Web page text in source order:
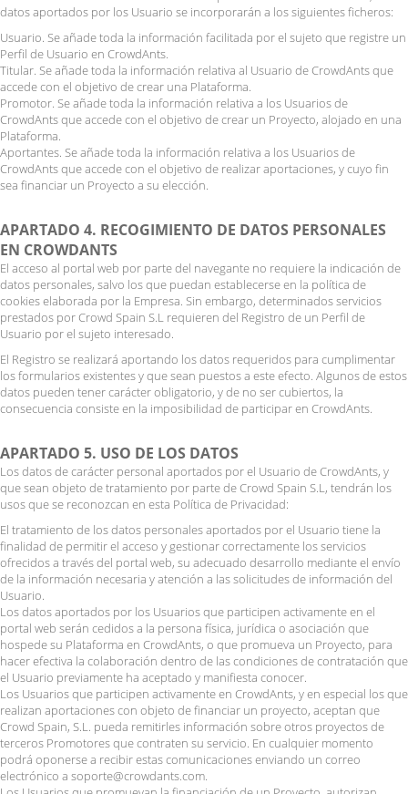
datos aportados por los Usuario se incorporarán a los siguientes ficheros:
Usuario. Se añade toda la información facilitada por el sujeto que registre un
Perfil de Usuario en CrowdAnts.
Titular. Se añade toda la información relativa al Usuario de CrowdAnts que
accede con el objetivo de crear una Plataforma.
Promotor. Se añade toda la información relativa a los Usuarios de
CrowdAnts que accede con el objetivo de crear un Proyecto, alojado en una
Plataforma.
Aportantes. Se añade toda la información relativa a los Usuarios de
CrowdAnts que accede con el objetivo de realizar aportaciones, y cuyo fin
sea financiar un Proyecto a su elección.
APARTADO 4. RECOGIMIENTO DE DATOS PERSONALES
EN CROWDANTS
El acceso al portal web por parte del navegante no requiere la indicación de
datos personales, salvo los que puedan establecerse en la política de
cookies elaborada por la Empresa. Sin embargo, determinados servicios
prestados por Crowd Spain S.L requieren del Registro de un Perfil de
Usuario por el sujeto interesado.
El Registro se realizará aportando los datos requeridos para cumplimentar
los formularios existentes y que sean puestos a este efecto. Algunos de estos
datos pueden tener carácter obligatorio, y de no ser cubiertos, la
consecuencia consiste en la imposibilidad de participar en CrowdAnts.
APARTADO 5. USO DE LOS DATOS
Los datos de carácter personal aportados por el Usuario de CrowdAnts, y
que sean objeto de tratamiento por parte de Crowd Spain S.L, tendrán los
usos que se reconozcan en esta Política de Privacidad:
El tratamiento de los datos personales aportados por el Usuario tiene la
finalidad de permitir el acceso y gestionar correctamente los servicios
ofrecidos a través del portal web, su adecuado desarrollo mediante el envío
de la información necesaria y atención a las solicitudes de información del
Usuario.
Los datos aportados por los Usuarios que participen activamente en el
portal web serán cedidos a la persona física, jurídica o asociación que
hospede su Plataforma en CrowdAnts, o que promueva un Proyecto, para
hacer efectiva la colaboración dentro de las condiciones de contratación que
el Usuario previamente ha aceptado y manifiesta conocer.
Los Usuarios que participen activamente en CrowdAnts, y en especial los que
realizan aportaciones con objeto de financiar un proyecto, aceptan que
Crowd Spain, S.L. pueda remitirles información sobre otros proyectos de
terceros Promotores que contraten su servicio. En cualquier momento
podrá oponerse a recibir estas comunicaciones enviando un correo
electrónico a soporte@crowdants.com.